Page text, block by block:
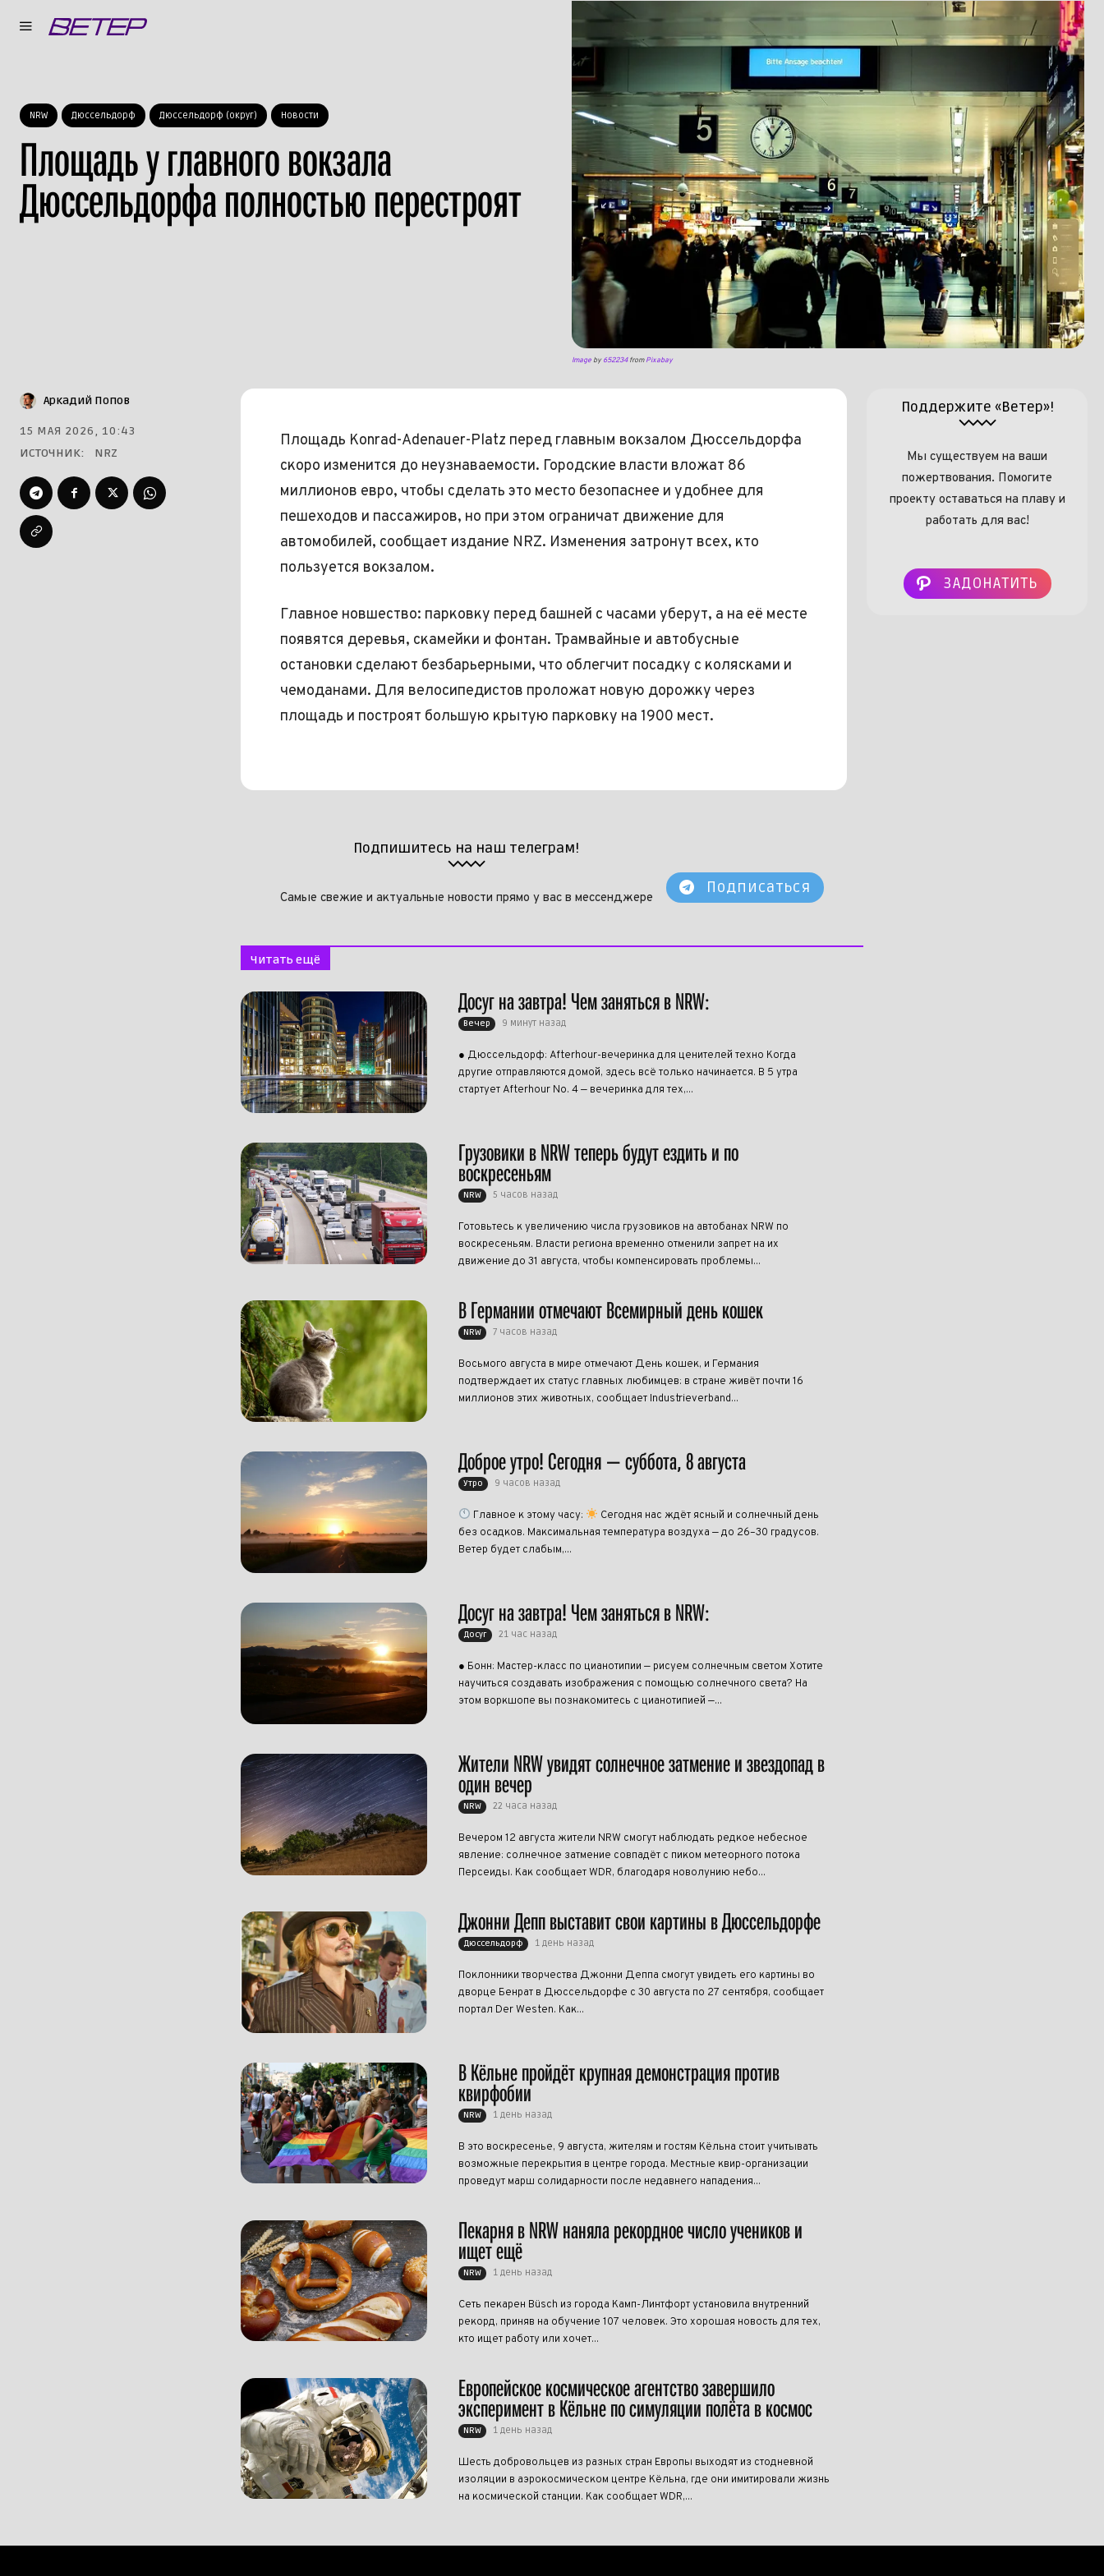
NRW Дюссельдорф Дюссельдорф (округ) Новости
Площадь у главного вокзала
Дюссельдорфа полностью перестроят
Image by652234fromPixabay
Аркадий Попов
15 МАЯ 2026, 10:43
ИСТОЧНИК:
NRZ
Площадь Konrad-Adenauer-Platz перед главным вокзалом Дюссельдорфа
скоро изменится до неузнаваемости. Городские власти вложат 86
миллионов евро, чтобы сделать это место безопаснее и удобнее для
пешеходов и пассажиров, но при этом ограничат движение для
автомобилей, сообщает издание NRZ. Изменения затронут всех, кто
пользуется вокзалом.
Главное новшество: парковку перед башней с часами уберут, а на её месте
появятся деревья, скамейки и фонтан. Трамвайные и автобусные
остановки сделают безбарьерными, что облегчит посадку с колясками и
чемоданами. Для велосипедистов проложат новую дорожку через
площадь и построят большую крытую парковку на 1900 мест.
Поддержите «Ветер»!
Мы существуем на ваши
пожертвования. Помогите
проекту оставаться на плаву и
работать для вас!
ЗАДОНАТИТЬ
Подпишитесь на наш телеграм!
Самые свежие и актуальные новости прямо у вас в мессенджере
Подписаться
Читать ещё
Досуг на завтра! Чем заняться в NRW:
Вечер 9 минут назад
● Дюссельдорф: Afterhour-вечеринка для ценителей техно Когда
другие отправляются домой, здесь всё только начинается. В 5 утра
стартует Afterhour No. 4 — вечеринка для тех,...
Грузовики в NRW теперь будут ездить и по
воскресеньям
NRW 5 часов назад
Готовьтесь к увеличению числа грузовиков на автобанах NRW по
воскресеньям. Власти региона временно отменили запрет на их
движение до 31 августа, чтобы компенсировать проблемы...
В Германии отмечают Всемирный день кошек
NRW 7 часов назад
Восьмого августа в мире отмечают День кошек, и Германия
подтверждает их статус главных любимцев: в стране живёт почти 16
миллионов этих животных, сообщает Industrieverband...
Доброе утро! Сегодня — суббота, 8 августа
Утро 9 часов назад
Главное к этому часу:
Сегодня нас ждёт ясный и солнечный день
без осадков. Максимальная температура воздуха — до 26–30 градусов.
Ветер будет слабым,...
Досуг на завтра! Чем заняться в NRW:
Досуг 21 час назад
● Бонн: Мастер-класс по цианотипии — рисуем солнечным светом Хотите
научиться создавать изображения с помощью солнечного света? На
этом воркшопе вы познакомитесь с цианотипией —...
Жители NRW увидят солнечное затмение и звездопад в
один вечер
NRW 22 часа назад
Вечером 12 августа жители NRW смогут наблюдать редкое небесное
явление: солнечное затмение совпадёт с пиком метеорного потока
Персеиды. Как сообщает WDR, благодаря новолунию небо...
Джонни Депп выставит свои картины в Дюссельдорфе
Дюссельдорф 1 день назад
Поклонники творчества Джонни Деппа смогут увидеть его картины во
дворце Бенрат в Дюссельдорфе с 30 августа по 27 сентября, сообщает
портал Der Westen. Как...
В Кёльне пройдёт крупная демонстрация против
квирфобии
NRW 1 день назад
В это воскресенье, 9 августа, жителям и гостям Кёльна стоит учитывать
возможные перекрытия в центре города. Местные квир-организации
проведут марш солидарности после недавнего нападения...
Пекарня в NRW наняла рекордное число учеников и
ищет ещё
NRW 1 день назад
Сеть пекарен Büsch из города Камп-Линтфорт установила внутренний
рекорд, приняв на обучение 107 человек. Это хорошая новость для тех,
кто ищет работу или хочет...
Европейское космическое агентство завершило
эксперимент в Кёльне по симуляции полёта в космос
NRW 1 день назад
Шесть добровольцев из разных стран Европы выходят из стодневной
изоляции в аэрокосмическом центре Кёльна, где они имитировали жизнь
на космической станции. Как сообщает WDR,...